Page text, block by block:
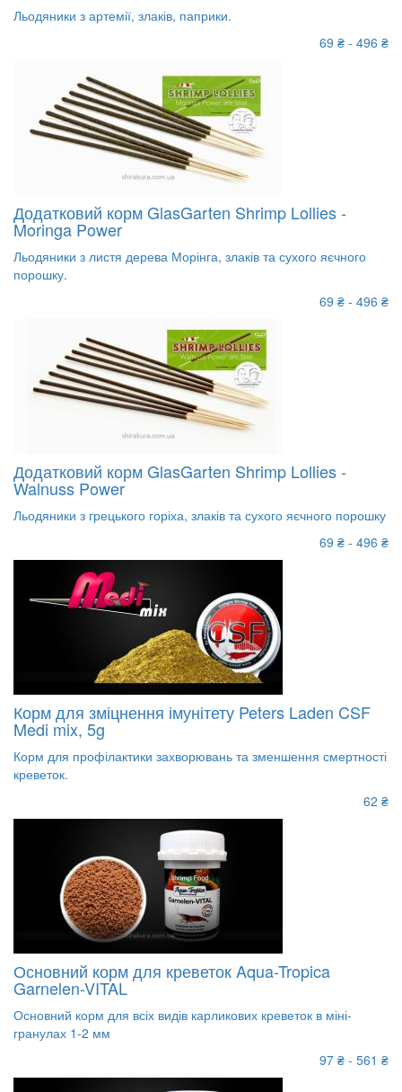
Льодяники з артемії, злаків, паприки.
69 ₴ - 496 ₴
Додатковий корм GlasGarten Shrimp Lollies -
Moringa Power
Льодяники з листя дерева Морінга, злаків та сухого яєчного
порошку.
69 ₴ - 496 ₴
Додатковий корм GlasGarten Shrimp Lollies -
Walnuss Power
Льодяники з грецького горіха, злаків та сухого яєчного порошку
69 ₴ - 496 ₴
Корм для зміцнення імунітету Peters Laden CSF
Medi mix, 5g
Корм для профілактики захворювань та зменшення смертності
креветок.
62 ₴
Основний корм для креветок Aqua-Tropica
Garnelen-VITAL
Основний корм для всіх видів карликових креветок в міні-
гранулах 1-2 мм
97 ₴ - 561 ₴